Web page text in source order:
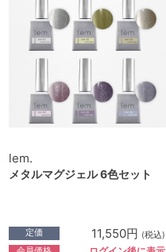
lem.
メタルマグジェル 6色セット
定価 11,550円 (税込)